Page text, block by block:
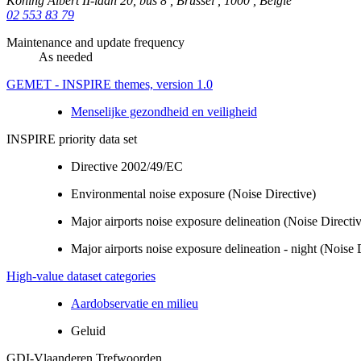
02 553 83 79
Maintenance and update frequency
As needed
GEMET - INSPIRE themes, version 1.0
Menselijke gezondheid en veiligheid
INSPIRE priority data set
Directive 2002/49/EC
Environmental noise exposure (Noise Directive)
Major airports noise exposure delineation (Noise
Major airports noise exposure delineation - night (Noise
High-value dataset categories
Aardobservatie en milieu
Geluid
GDI-Vlaanderen Trefwoorden